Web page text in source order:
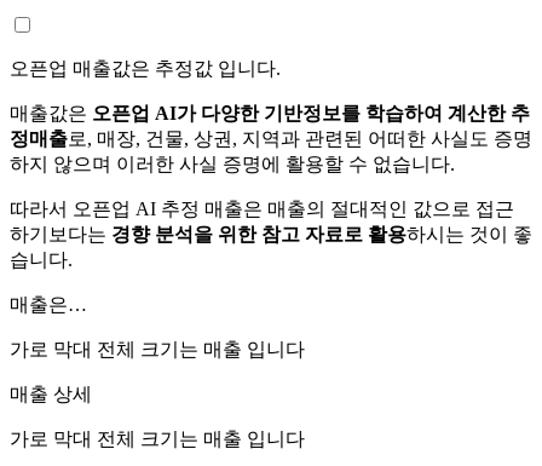
오픈업 매출값은 추정값 입니다.
매출값은 오픈업 AI가 다양한 기반정보를 학습하여 계산한 추
정매출로, 매장, 건물, 상권, 지역과 관련된 어떠한 사실도 증명
하지 않으며 이러한 사실 증명에 활용할 수 없습니다.
따라서 오픈업 AI 추정 매출은 매출의 절대적인 값으로 접근
하기보다는 경향 분석을 위한 참고 자료로 활용하시는 것이 좋
습니다.
매출은…
가로 막대 전체 크기는 매출 입니다
매출 상세
가로 막대 전체 크기는 매출 입니다